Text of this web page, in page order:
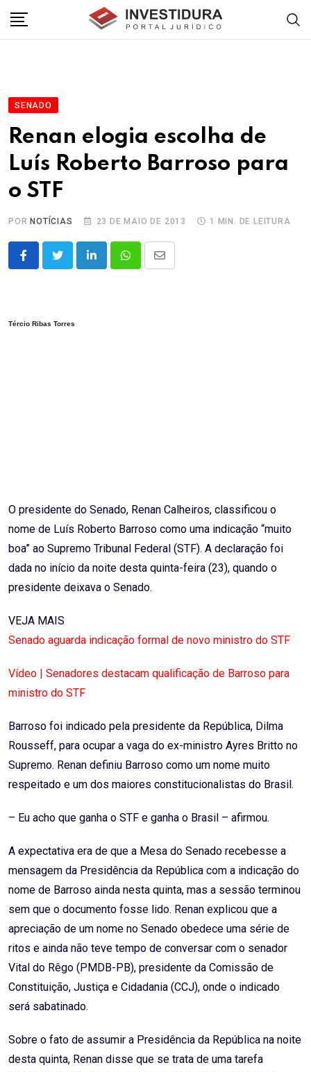
SENADO
Renan elogia escolha de
Luís Roberto Barroso para
o STF
POR NOTÍCIAS 23 DE MAIO DE 2013 1 MIN. DE LEITURA
LinkedInWhatsappShare
Tércio Ribas Torres
O presidente do Senado, Renan Calheiros, classificou o
nome de Luís Roberto Barroso como uma indicação “muito
boa” ao Supremo Tribunal Federal (STF). A declaração foi
dada no início da noite desta quinta-feira (23), quando o
presidente deixava o Senado.
VEJA MAIS
Senado aguarda indicação formal de novo ministro do STF
Vídeo | Senadores destacam qualificação de Barroso para
ministro do STF
Barroso foi indicado pela presidente da República, Dilma
Rousseff, para ocupar a vaga do ex-ministro Ayres Britto no
Supremo. Renan definiu Barroso como um nome muito
respeitado e um dos maiores constitucionalistas do Brasil.
– Eu acho que ganha o STF e ganha o Brasil – afirmou.
A expectativa era de que a Mesa do Senado recebesse a
mensagem da Presidência da República com a indicação do
nome de Barroso ainda nesta quinta, mas a sessão terminou
sem que o documento fosse lido. Renan explicou que a
apreciação de um nome no Senado obedece uma série de
ritos e ainda não teve tempo de conversar com o senador
Vital do Rêgo (PMDB-PB), presidente da Comissão de
Constituição, Justiça e Cidadania (CCJ), onde o indicado
será sabatinado.
Sobre o fato de assumir a Presidência da República na noite
desta quinta, Renan disse que se trata de uma tarefa